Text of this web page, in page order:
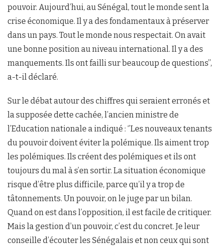
pouvoir. Aujourd’hui, au Sénégal, tout le monde sent la
crise économique. Il y a des fondamentaux à préserver
dans un pays. Tout le monde nous respectait. On avait
une bonne position au niveau international. Il y a des
manquements. Ils ont failli sur beaucoup de questions’’,
a-t-il déclaré.
Sur le débat autour des chiffres qui seraient erronés et
la supposée dette cachée, l’ancien ministre de
l’Education nationale a indiqué : ‘’Les nouveaux tenants
du pouvoir doivent éviter la polémique. Ils aiment trop
les polémiques. Ils créent des polémiques et ils ont
toujours du mal à s’en sortir. La situation économique
risque d’être plus difficile, parce qu’il y a trop de
tâtonnements. Un pouvoir, on le juge par un bilan.
Quand on est dans l’opposition, il est facile de critiquer.
Mais la gestion d’un pouvoir, c’est du concret. Je leur
conseille d’écouter les Sénégalais et non ceux qui sont